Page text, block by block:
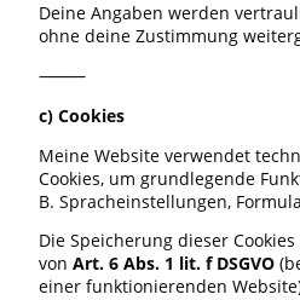
Deine Angaben werden
ohne deine Zustimmung
⸻
c) Cookies
Meine Website verwendet
Cookies, um grundlegende
B. Spracheinstellungen,
Die Speicherung dieser
von Art. 6 Abs. 1 lit. f DSGVO
einer funktionierenden